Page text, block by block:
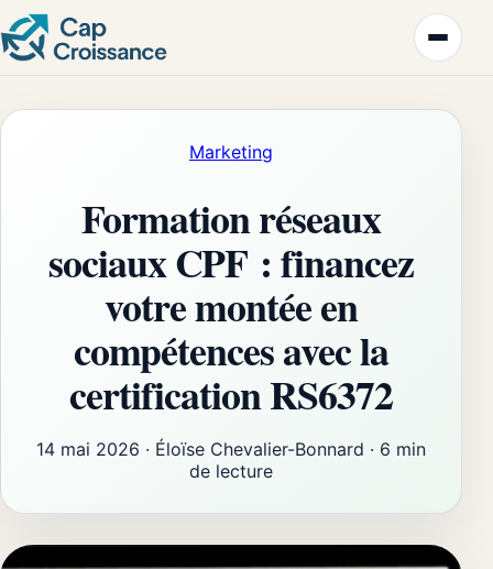
Marketing
Formation réseaux
sociaux CPF : financez
votre montée en
compétences avec la
certification RS6372
14 mai 2026 · Éloïse Chevalier-Bonnard · 6 min
de lecture